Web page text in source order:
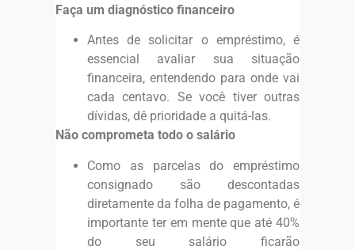
Faça um diagnóstico financeiro
Antes de solicitar o empréstimo, é
essencial avaliar sua situação
financeira, entendendo para onde vai
cada centavo. Se você tiver outras
dívidas, dê prioridade a quitá-las.
Não comprometa todo o salário
Como as parcelas do empréstimo
consignado são descontadas
diretamente da folha de pagamento, é
importante ter em mente que até 40%
do seu salário ficarão